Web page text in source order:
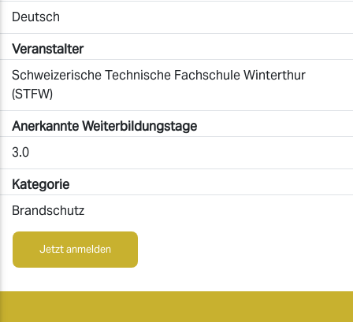
Deutsch
Veranstalter
Schweizerische Technische Fachschule Winterthur
(STFW)
Anerkannte Weiterbildungstage
3.0
Kategorie
Brandschutz
Jetzt anmelden